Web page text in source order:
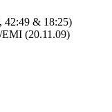
42:49 & 18:25)
(20.11.09)